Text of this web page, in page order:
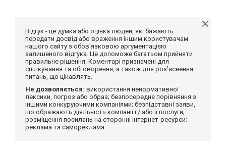
Відгук - це думка або оцінка людей, які бажають
передати досвід або враження іншим користувачам
нашого сайту з обов'язковою аргументацією
залишеного відгука. Це допоможе багатьом прийняти
правильне рішення. Коментарі призначені для
спілкування та обговорення, а також для роз'яснення
питань, що цікавлять.
Не дозволяється: використання ненормативної
лексики, погроз або образ; безпосереднє порівняння з
іншими конкуруючими компаніями; безпідставні заяви,
що ображають діяльність компанії і / або її послуги;
розміщення посилань на сторонні інтернет-ресурси;
реклама та самореклама.